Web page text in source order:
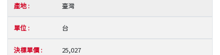
臺灣
台
25,027